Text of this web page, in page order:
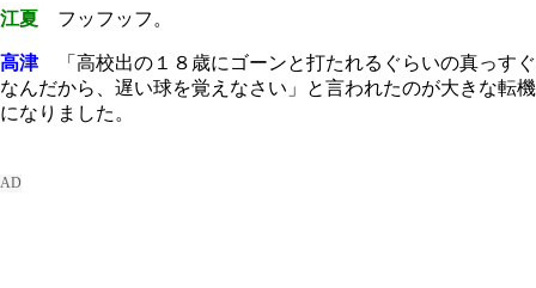
江夏 フッフッフ。
高津「高校出の１８歳にゴーンと打たれるぐらいの真っすぐ
なんだから、遅い球を覚えなさい」と言われたのが大きな転機
になりました。